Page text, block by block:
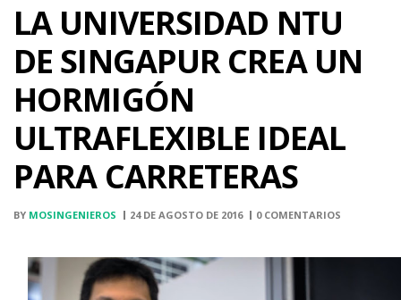
LA UNIVERSIDAD NTU
DE SINGAPUR CREA UN
HORMIGÓN
ULTRAFLEXIBLE IDEAL
PARA CARRETERAS
BY MOSINGENIEROS 24 DE AGOSTO DE 2016 0 COMENTARIOS